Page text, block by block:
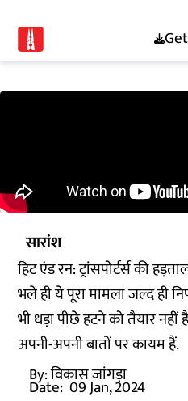
सारांश
हिट एंड रन: ट्रांसपोर्टर्स की
भले ही ये पूरा मामला जल्द ही
भी धड़ा पीछे हटने को तैयार नहीं
अपनी-अपनी बातों पर कायम हैं.
By:विकास जांगड़ा
Date: 09 Jan, 2024